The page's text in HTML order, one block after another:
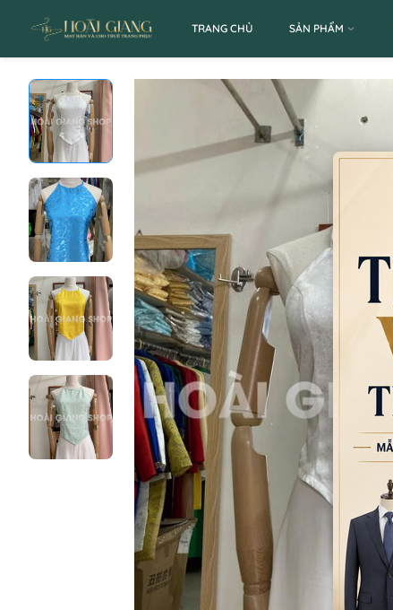
TRANG CHỦ SẢN PHẨM